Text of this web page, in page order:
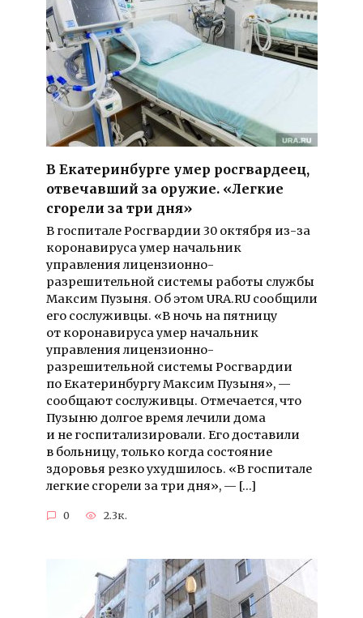
В Екатеринбурге умер росгвардеец,
отвечавший за оружие. «Легкие
сгорели за три дня»
В госпитале Росгвардии 30 октября из-за
коронавируса умер начальник
управления лицензионно-
разрешительной системы работы службы
Максим Пузыня. Об этом URA.RU сообщили
его сослуживцы. «В ночь на пятницу
от коронавируса умер начальник
управления лицензионно-
разрешительной системы Росгвардии
по Екатеринбургу Максим Пузыня», —
сообщают сослуживцы. Отмечается, что
Пузыню долгое время лечили дома
и не госпитализировали. Его доставили
в больницу, только когда состояние
здоровья резко ухудшилось. «В госпитале
легкие сгорели за три дня», — […]
0 2.3к.